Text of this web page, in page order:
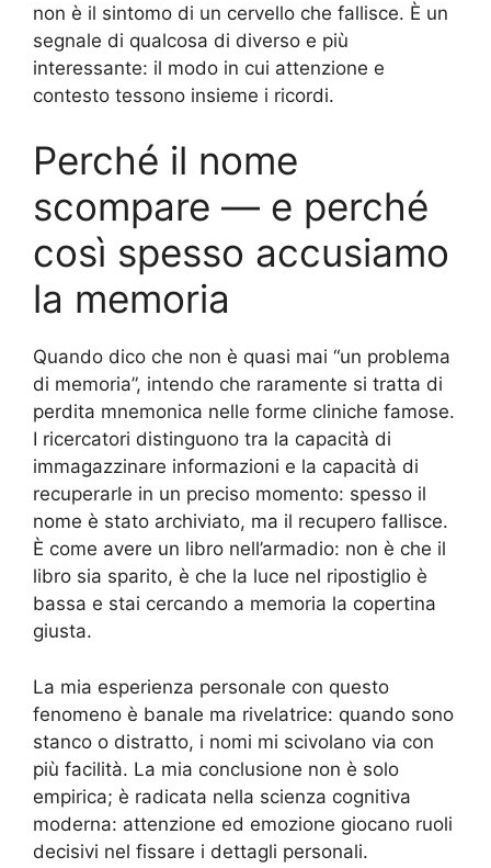
non è il sintomo di un cervello che fallisce. È un
segnale di qualcosa di diverso e più
interessante: il modo in cui attenzione e
contesto tessono insieme i ricordi.
Perché il nome
scompare — e perché
così spesso accusiamo
la memoria
Quando dico che non è quasi mai “un problema
di memoria”, intendo che raramente si tratta di
perdita mnemonica nelle forme cliniche famose.
I ricercatori distinguono tra la capacità di
immagazzinare informazioni e la capacità di
recuperarle in un preciso momento: spesso il
nome è stato archiviato, ma il recupero fallisce.
È come avere un libro nell’armadio: non è che il
libro sia sparito, è che la luce nel ripostiglio è
bassa e stai cercando a memoria la copertina
giusta.
La mia esperienza personale con questo
fenomeno è banale ma rivelatrice: quando sono
stanco o distratto, i nomi mi scivolano via con
più facilità. La mia conclusione non è solo
empirica; è radicata nella scienza cognitiva
moderna: attenzione ed emozione giocano ruoli
decisivi nel fissare i dettagli personali.